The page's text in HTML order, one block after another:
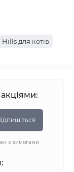
для котів
з вимогами